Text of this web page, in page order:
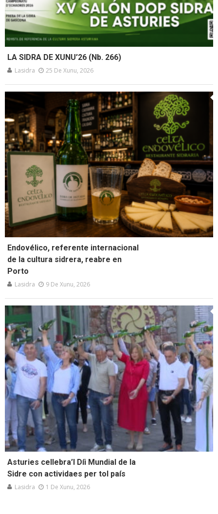
LA SIDRA DE XUNU’26 (Nb. 266)
Lasidra 25 De Xunu, 2026
Endovélico, referente internacional
de la cultura sidrera, reabre en
Porto
Lasidra 9 De Xunu, 2026
Asturies cellebra’l Díi Mundial de la
Sidre con actividaes per tol país
Lasidra 1 De Xunu, 2026